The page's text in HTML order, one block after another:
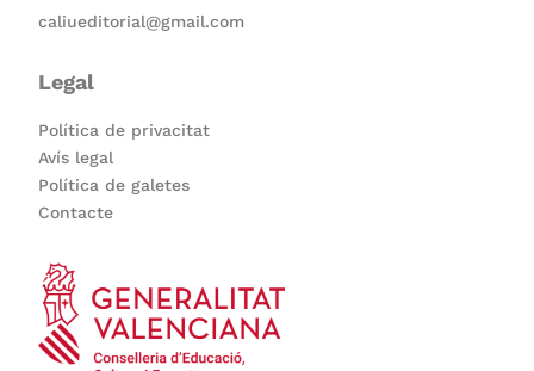
caliueditorial@gmail.com
Legal
Política de privacitat
Avís legal
Política de galetes
Contacte